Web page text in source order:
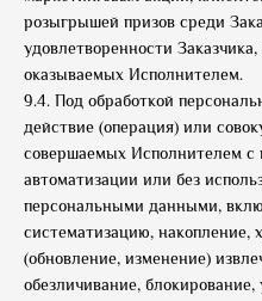
розыгрышей призов среди
удовлетворенности
оказываемых Исполнителем.
9.4. Под обработкой
действие (операция) или
совершаемых Исполнителем с
автоматизации или без
персональными данными,
систематизацию, накопление,
(обновление, изменение)
обезличивание,